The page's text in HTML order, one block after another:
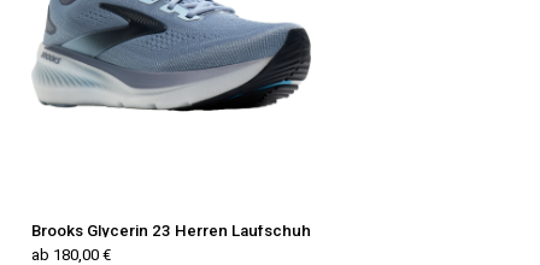
Brooks Glycerin 23 Herren Laufschuh
ab 180,00 €